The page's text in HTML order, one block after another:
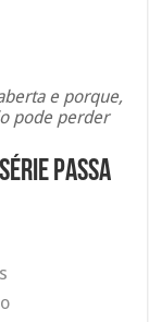
e porque,
pode perder
passa